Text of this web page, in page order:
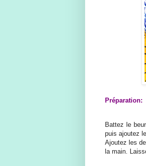
Préparation:
Battez le
puis ajoutez
Ajoutez les
la main.